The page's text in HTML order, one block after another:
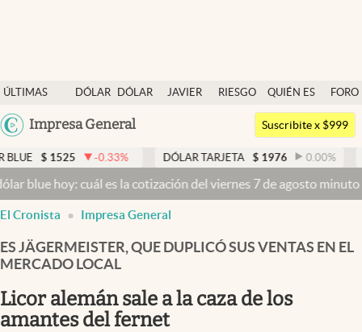
ÚLTIMAS
NOTICIAS
DÓLAR
DÓLAR
JAVIER
RIESGO
QUIÉN ES
QUIÉN
FORO
Argentina
México
Uruguay
Impresa General
Dólar
Members
Economía y Política
Finanzas y Mercados
Mercados Online
Negocios
Otras secciones
Suscribite x $999
-0.33% DÓLAR TARJETA $ 1976 0.00% DÓLAR MEP
cuál es la cotización del viernes 7 de agosto minuto a minuto
El Cronista Impresa General
ES JÄGERMEISTER, QUE DUPLICÓ SUS VENTAS EN EL
MERCADO LOCAL
Licor alemán sale a la caza de los
amantes del fernet